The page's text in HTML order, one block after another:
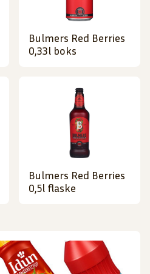
Bulmers Red Berries
0,33l boks
Bulmers Red Berries
0,5l flaske